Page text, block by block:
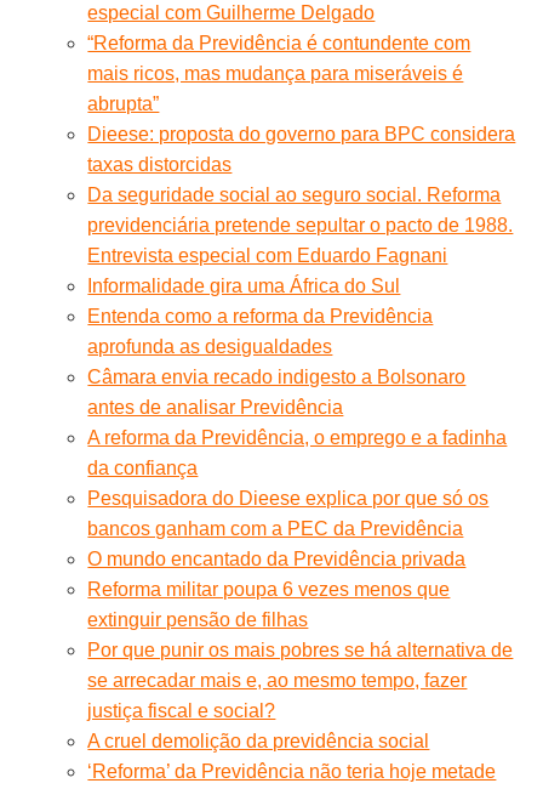
especial com Guilherme Delgado
“Reforma da Previdência é contundente com
mais ricos, mas mudança para miseráveis é
abrupta”
Dieese: proposta do governo para BPC considera
taxas distorcidas
Da seguridade social ao seguro social. Reforma
previdenciária pretende sepultar o pacto de 1988.
Entrevista especial com Eduardo Fagnani
Informalidade gira uma África do Sul
Entenda como a reforma da Previdência
aprofunda as desigualdades
Câmara envia recado indigesto a Bolsonaro
antes de analisar Previdência
A reforma da Previdência, o emprego e a fadinha
da confiança
Pesquisadora do Dieese explica por que só os
bancos ganham com a PEC da Previdência
O mundo encantado da Previdência privada
Reforma militar poupa 6 vezes menos que
extinguir pensão de filhas
Por que punir os mais pobres se há alternativa de
se arrecadar mais e, ao mesmo tempo, fazer
justiça fiscal e social?
A cruel demolição da previdência social
‘Reforma’ da Previdência não teria hoje metade